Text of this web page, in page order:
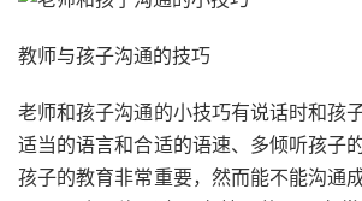
教师与孩子沟通的技巧
老师和孩子沟通的小技巧有说话时和孩
适当的语言和合适的语速、多倾听孩子
孩子的教育非常重要，然而能不能沟通